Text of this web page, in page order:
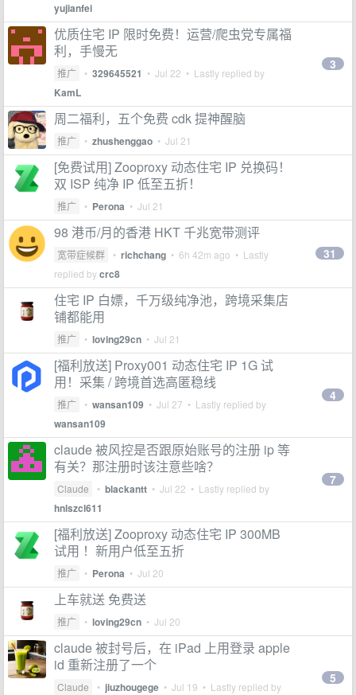
yujianfei
优质住宅 IP 限时免费！运营/爬虫党专属福
利，手慢无
推广 • 329645521 • Jul 22 • Lastly replied by
KamL
3
周二福利，五个免费 cdk 提神醒脑
推广 • zhushenggao • Jul 21
[免费试用] Zooproxy 动态住宅 IP 兑换码！
双 ISP 纯净 IP 低至五折！
推广 • Perona • Jul 21
98 港币/月的香港 HKT 千兆宽带测评
宽带症候群 • richchang • 6h 42m ago • Lastly
replied bycrc8
31
住宅 IP 白嫖，千万级纯净池，跨境采集店
铺都能用
推广 • loving29cn • Jul 21
[福利放送] Proxy001 动态住宅 IP 1G 试
用！采集 / 跨境首选高匿稳线
推广 • wansan109 • Jul 27 • Lastly replied by
wansan109
4
claude 被风控是否跟原始账号的注册 ip 等
有关？那注册时该注意些啥？
Claude • blackantt • Jul 22 • Lastly replied by
hnlszcl611
7
[福利放送] Zooproxy 动态住宅 IP 300MB
试用 ！新用户低至五折
推广 • Perona • Jul 20
上车就送 免费送
推广 • loving29cn • Jul 20
claude 被封号后，在 iPad 上用登录 apple
id 重新注册了一个
Claude • jiuzhougege • Jul 19 • Lastly replied by
5